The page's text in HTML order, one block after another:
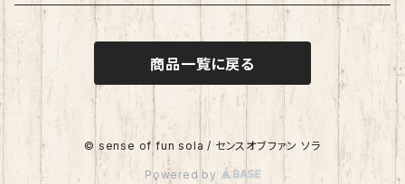
商品一覧に戻る
© sense of fun sola / センスオブファン ソラ
Powered by